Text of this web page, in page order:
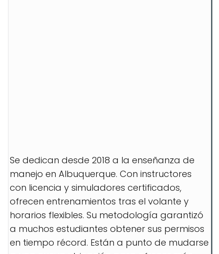
Se dedican desde 2018 a la enseñanza de
manejo en Albuquerque. Con instructores
con licencia y simuladores certificados,
ofrecen entrenamientos tras el volante y
horarios flexibles. Su metodología garantizó
a muchos estudiantes obtener sus permisos
en tiempo récord. Están a punto de mudarse